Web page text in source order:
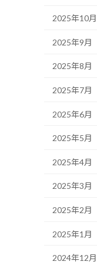
2025年10月
2025年9月
2025年8月
2025年7月
2025年6月
2025年5月
2025年4月
2025年3月
2025年2月
2025年1月
2024年12月